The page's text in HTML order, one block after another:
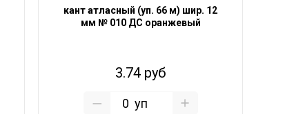
кант атласный (уп. 66 м) шир. 12
мм № 010 ДС оранжевый
3.74 руб
уп